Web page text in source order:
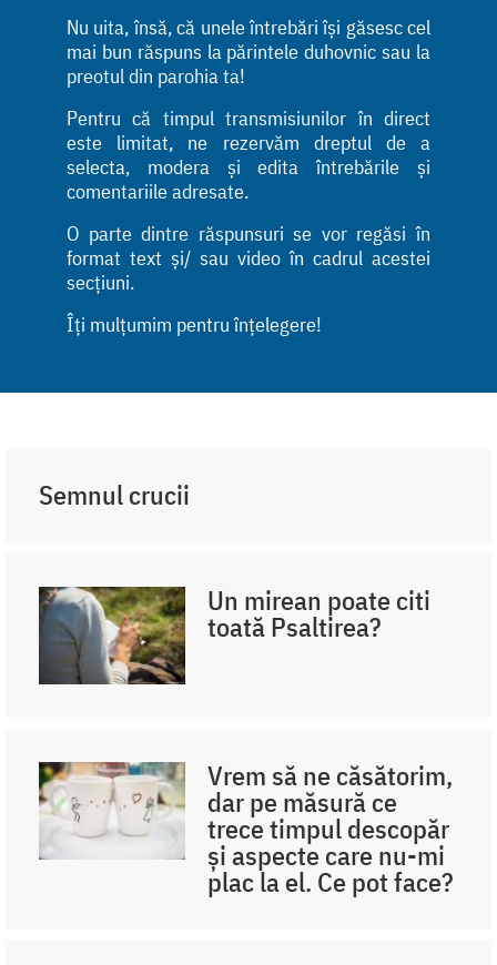
Nu uita, însă, că unele întrebări își găsesc cel
mai bun răspuns la părintele duhovnic sau la
preotul din parohia ta!
Pentru că timpul transmisiunilor în direct
este limitat, ne rezervăm dreptul de a
selecta, modera și edita întrebările și
comentariile adresate.
O parte dintre răspunsuri se vor regăsi în
format text și/ sau video în cadrul acestei
secțiuni.
Îți mulțumim pentru înțelegere!
Semnul crucii
Un mirean poate citi
toată Psaltirea?
Vrem să ne căsătorim,
dar pe măsură ce
trece timpul descopăr
și aspecte care nu-mi
plac la el. Ce pot face?